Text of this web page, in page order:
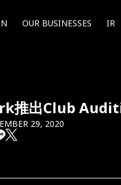
OUR BUSINESSES IR
推出Club
29, 2020